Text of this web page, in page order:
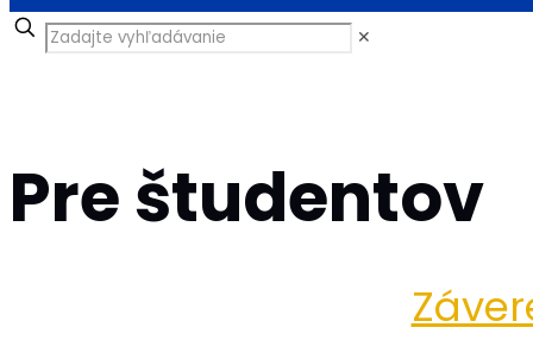
✕
Pre študentov